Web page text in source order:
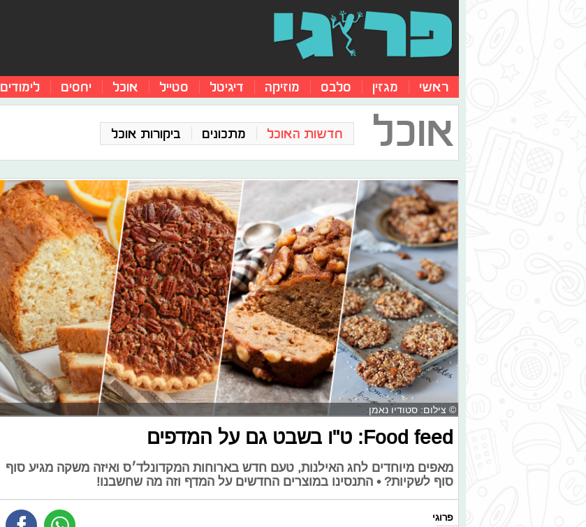
ראשי מגזין סלבס מוזיקה דיגיטל סטייל אוכל יחסים לימודים
אוכל חדשות האוכל מתכונים ביקורות אוכל
© צילום: סטודיו נאמן
Food feed: ט"ו בשבט גם על המדפים
מאפים מיוחדים לחג האילנות, טעם חדש בארוחות המקדונלד׳ס ואיזה משקה מגיע סוף
סוף לשקיות? • התנסינו במוצרים החדשים על המדף וזה מה שחשבנו!
פרוגי